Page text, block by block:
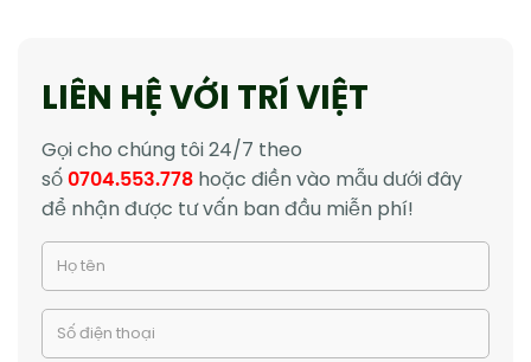
LIÊN HỆ VỚI TRÍ VIỆT
Gọi cho chúng tôi 24/7 theo
số0704.553.778 hoặc điền vào mẫu dưới đây
để nhận được tư vấn ban đầu miễn phí!